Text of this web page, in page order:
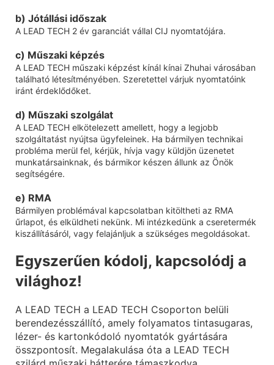
b) Jótállási időszak
A LEAD TECH 2 év garanciát vállal CIJ nyomtatójára.
c) Műszaki képzés
A LEAD TECH műszaki képzést kínál kínai Zhuhai városában
található létesítményében. Szeretettel várjuk nyomtatóink
iránt érdeklődőket.
d) Műszaki szolgálat
A LEAD TECH elkötelezett amellett, hogy a legjobb
szolgáltatást nyújtsa ügyfeleinek. Ha bármilyen technikai
probléma merül fel, kérjük, hívja vagy küldjön üzenetet
munkatársainknak, és bármikor készen állunk az Önök
segítségére.
e) RMA
Bármilyen problémával kapcsolatban kitöltheti az RMA
űrlapot, és elküldheti nekünk. Mi intézkedünk a cseretermék
kiszállításáról, vagy felajánljuk a szükséges megoldásokat.
Egyszerűen kódolj, kapcsolódj a
világhoz!
A LEAD TECH a LEAD TECH Csoporton belüli
berendezésszállító, amely folyamatos tintasugaras,
lézer- és kartonkódoló nyomtatók gyártására
összpontosít. Megalakulása óta a LEAD TECH